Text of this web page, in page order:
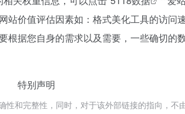
价值评估因素如：格式美化工具的访问
据您自身的需求以及需要，一些确切的
特别声明
和完整性，同时，对于该外部链接的指向，不